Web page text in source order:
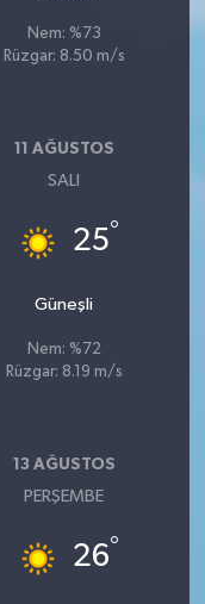
Nem: %73
Rüzgar: 8.50 m/s
11 AĞUSTOS
SALI
25°
Güneşli
Nem: %72
Rüzgar: 8.19 m/s
13 AĞUSTOS
PERŞEMBE
26°